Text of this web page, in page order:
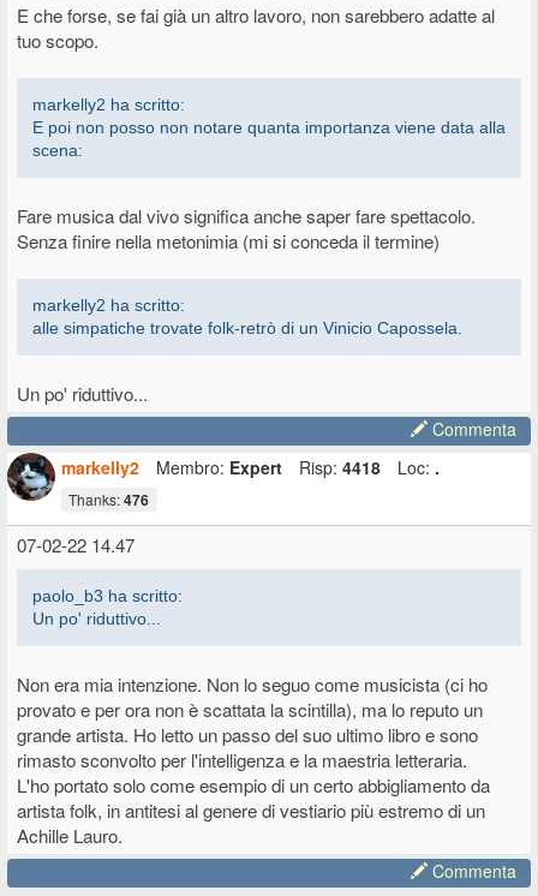
E che forse, se fai già un altro lavoro, non sarebbero adatte al
tuo scopo.
markelly2 ha scritto:
E poi non posso non notare quanta importanza viene data alla
scena:
Fare musica dal vivo significa anche saper fare spettacolo.
Senza finire nella metonimia (mi si conceda il termine)
markelly2 ha scritto:
alle simpatiche trovate folk-retrò di un Vinicio Capossela.
Un po' riduttivo...
Commenta
markelly2
Membro: Expert Risp: 4418 Loc: .
Thanks:476
07-02-22 14.47
paolo_b3 ha scritto:
Un po' riduttivo...
Non era mia intenzione. Non lo seguo come musicista (ci ho
provato e per ora non è scattata la scintilla), ma lo reputo un
grande artista. Ho letto un passo del suo ultimo libro e sono
rimasto sconvolto per l'intelligenza e la maestria letteraria.
L'ho portato solo come esempio di un certo abbigliamento da
artista folk, in antitesi al genere di vestiario più estremo di un
Achille Lauro.
Commenta